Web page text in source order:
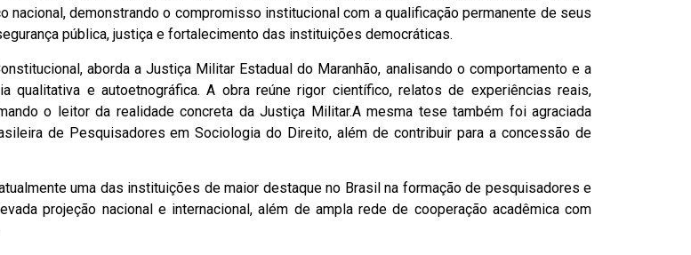
demonstrando o compromisso institucional com a qualificação permanente de seus
pública, justiça e fortalecimento das instituições democráticas.
aborda a Justiça Militar Estadual do Maranhão, analisando o comportamento e a
e autoetnográfica. A obra reúne rigor científico, relatos de experiências reais,
o leitor da realidade concreta da Justiça Militar.A mesma tese também foi agraciada
de Pesquisadores em Sociologia do Direito, além de contribuir para a concessão de
uma das instituições de maior destaque no Brasil na formação de pesquisadores e
projeção nacional e internacional, além de ampla rede de cooperação acadêmica com